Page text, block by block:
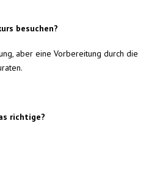
besuchen?
aber eine Vorbereitung durch die
richtige?